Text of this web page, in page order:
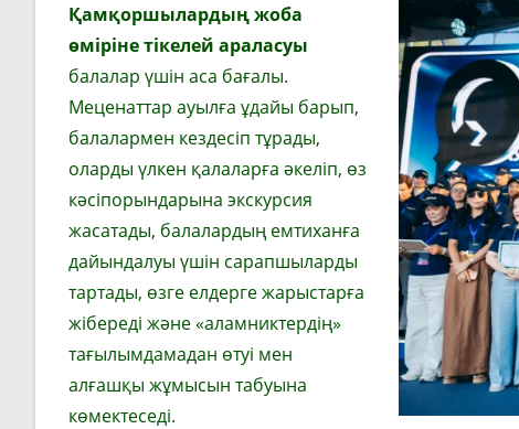
Қамқоршылардың жоба
өміріне тікелей араласуы
балалар үшін аса бағалы.
Меценаттар ауылға ұдайы барып,
балалармен кездесіп тұрады,
оларды үлкен қалаларға әкеліп, өз
кәсіпорындарына экскурсия
жасатады, балалардың емтиханға
дайындалуы үшін сарапшыларды
тартады, өзге елдерге жарыстарға
жібереді және «аламниктердің»
тағылымдамадан өтуі мен
алғашқы жұмысын табуына
көмектеседі.